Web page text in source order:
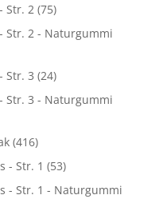
Str. 2 (75)
Str. 2 - Naturgummi
Str. 3 (24)
Str. 3 - Naturgummi
(416)
- Str. 1 (53)
- Str. 1 - Naturgummi